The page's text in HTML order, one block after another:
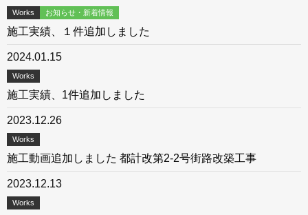
Works お知らせ・新着情報
施工実績、１件追加しました
2024.01.15
Works
施工実績、1件追加しました
2023.12.26
Works
施工動画追加しました 都計改第2-2号街路改築工事
2023.12.13
Works